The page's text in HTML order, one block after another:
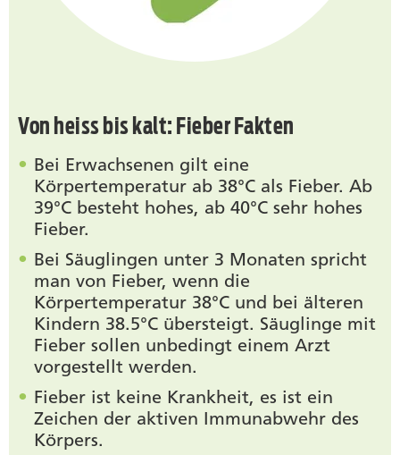
Von heiss bis kalt: Fieber Fakten
Bei Erwachsenen gilt eine
Körpertemperatur ab 38°C als Fieber. Ab
39°C besteht hohes, ab 40°C sehr hohes
Fieber.
Bei Säuglingen unter 3 Monaten spricht
man von Fieber, wenn die
Körpertemperatur 38°C und bei älteren
Kindern 38.5°C übersteigt. Säuglinge mit
Fieber sollen unbedingt einem Arzt
vorgestellt werden.
Fieber ist keine Krankheit, es ist ein
Zeichen der aktiven Immunabwehr des
Körpers.